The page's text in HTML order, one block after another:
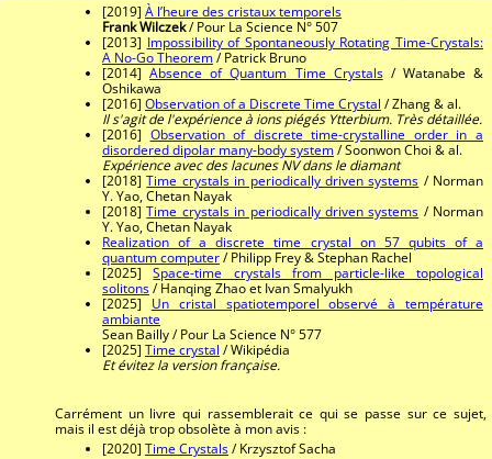
[2019] À l’heure des cristaux temporels
Frank Wilczek/ Pour La Science N° 507
[2013] Impossibility of Spontaneously Rotating Time-Crystals:
A No-Go Theorem/ Patrick Bruno
[2014]Absence of Quantum Time Crystals/ Watanabe &
Oshikawa
[2016] Observation of a Discrete Time Crystal / Zhang & al.
Il s'agit de l'expérience à ions piégés Ytterbium. Très détaillée.
[2016] Observation of discrete time-crystalline order in a
disordered dipolar many-body system/ Soonwon Choi & al.
Expérience avec des lacunes NV dans le diamant
[2018]Time crystals in periodically driven systems / Norman
Y. Yao, Chetan Nayak
[2018]Time crystals in periodically driven systems / Norman
Y. Yao, Chetan Nayak
Realization of a discrete time crystal on 57 qubits of a
quantum computer/ Philipp Frey & Stephan Rachel
[2025]Space-time crystals from particle-like topological
solitons/ Hanqing Zhao et Ivan Smalyukh
[2025] Un cristal spatiotemporel observé à température
ambiante
Sean Bailly / Pour La Science N° 577
[2025] Time crystal / Wikipédia
Et évitez la version française.
Carrément un livre qui rassemblerait ce qui se passe sur ce sujet,
mais il est déjà trop obsolète à mon avis :
[2020] Time Crystals/ Krzysztof Sacha